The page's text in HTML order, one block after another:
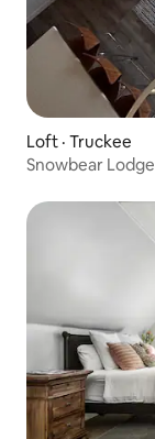
Loft · Truckee
Snowbear